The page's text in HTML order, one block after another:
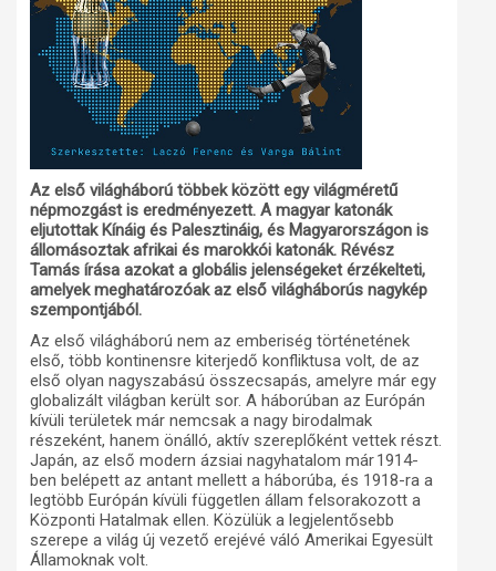
Az első világháború többek között egy világméretű
népmozgást is eredményezett. A magyar katonák
eljutottak Kínáig és Palesztináig, és Magyarországon is
állomásoztak afrikai és marokkói katonák. Révész
Tamás írása azokat a globális jelenségeket érzékelteti,
amelyek meghatározóak az első világháborús nagykép
szempontjából.
Az első világháború nem az emberiség történetének
első, több kontinensre kiterjedő konfliktusa volt, de az
első olyan nagyszabású összecsapás, amelyre már egy
globalizált világban került sor. A háborúban az Európán
kívüli területek már nemcsak a nagy birodalmak
részeként, hanem önálló, aktív szereplőként vettek részt.
Japán, az első modern ázsiai nagyhatalom már 1914-
ben belépett az antant mellett a háborúba, és 1918-ra a
legtöbb Európán kívüli független állam felsorakozott a
Központi Hatalmak ellen. Közülük a legjelentősebb
szerepe a világ új vezető erejévé váló Amerikai Egyesült
Államoknak volt.